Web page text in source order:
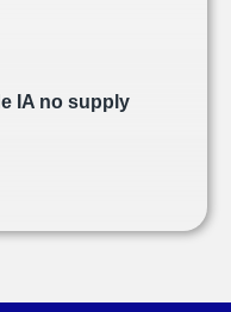
IA no supply